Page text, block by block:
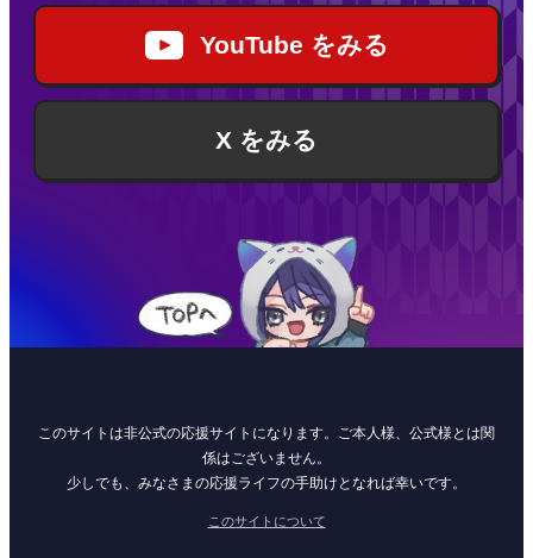
YouTube をみる
X をみる
このサイトは非公式の応援サイトになります。ご本人様、公式様とは関
係はございません。
少しでも、みなさまの応援ライフの手助けとなれば幸いです。
このサイトについて